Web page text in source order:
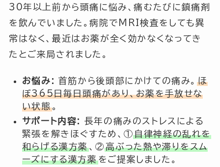
30年以上前から頭痛に悩み、痛むたびに鎮痛剤
を飲んでいました。病院でMRI検査をしても異
常はなく、最近はお薬が全く効かなくなってき
たとご来局されました。
お悩み: 首筋から後頭部にかけての痛み。ほ
ぼ365日毎日頭痛があり、お薬を手放せな
い状態。
サポート内容:
長年の痛みのストレスによる
緊張を解きほぐすため、①自律神経の乱れを
和らげる漢方薬、②高ぶった熱や滞りをスム
ーズにする漢方薬をご提案しました。